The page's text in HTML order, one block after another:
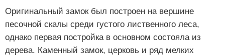
Оригинальный замок был построен на вершине
песочной скалы среди густого лиственного леса,
однако первая постройка в основном состояла из
дерева. Каменный замок, церковь и ряд мелких